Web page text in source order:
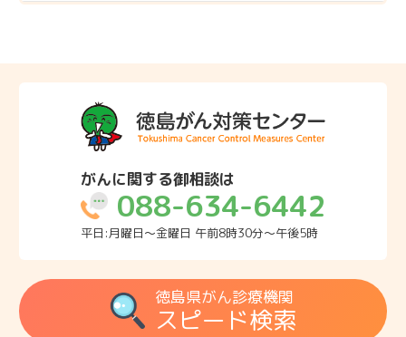
がんに関する御相談は
088-634-6442
平日:月曜日～金曜日 午前8時30分～午後5時
徳島県がん診療機関
スピード検索